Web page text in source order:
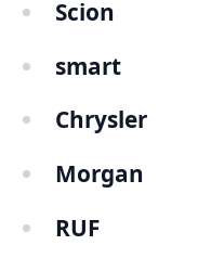
Scion
smart
Chrysler
Morgan
RUF